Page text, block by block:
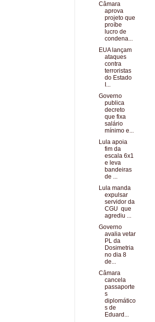
Câmara
aprova
projeto que
proíbe
lucro de
condena...
EUA lançam
ataques
contra
terroristas
do Estado
I...
Governo
publica
decreto
que fixa
salário
mínimo e...
Lula apoia
fim da
escala 6x1
e leva
bandeiras
de ...
Lula manda
expulsar
servidor da
CGU que
agrediu ...
Governo
avalia vetar
PL da
Dosimetria
no dia 8
de...
Câmara
cancela
passaporte
s
diplomático
s de
Eduard...